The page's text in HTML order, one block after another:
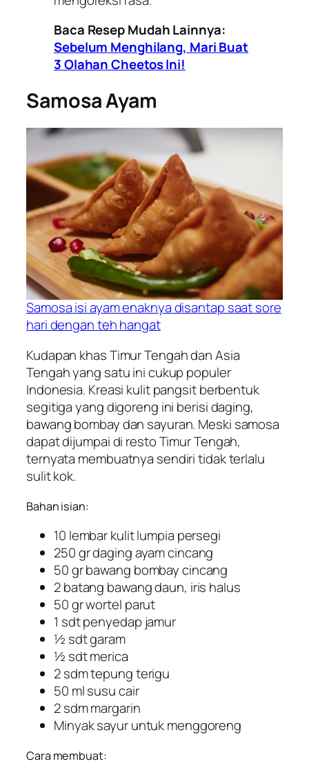
Baca Resep Mudah Lainnya:
Sebelum Menghilang, Mari Buat
3 Olahan Cheetos Ini!
Samosa Ayam
Samosa isi ayam enaknya disantap saat sore
hari dengan teh hangat
Kudapan khas Timur Tengah dan Asia
Tengah yang satu ini cukup populer
Indonesia. Kreasi kulit pangsit berbentuk
segitiga yang digoreng ini berisi daging,
bawang bombay dan sayuran. Meski samosa
dapat dijumpai di resto Timur Tengah,
ternyata membuatnya sendiri tidak terlalu
sulit kok.
Bahan isian:
10 lembar kulit lumpia persegi
250 gr daging ayam cincang
50 gr bawang bombay cincang
2 batang bawang daun, iris halus
50 gr wortel parut
1 sdt penyedap jamur
½ sdt garam
½ sdt merica
2 sdm tepung terigu
50 ml susu cair
2 sdm margarin
Minyak sayur untuk menggoreng
Cara membuat: